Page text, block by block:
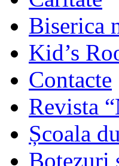
Biserica
Kid’s
Contacte
Revista
Școala
Botezuri